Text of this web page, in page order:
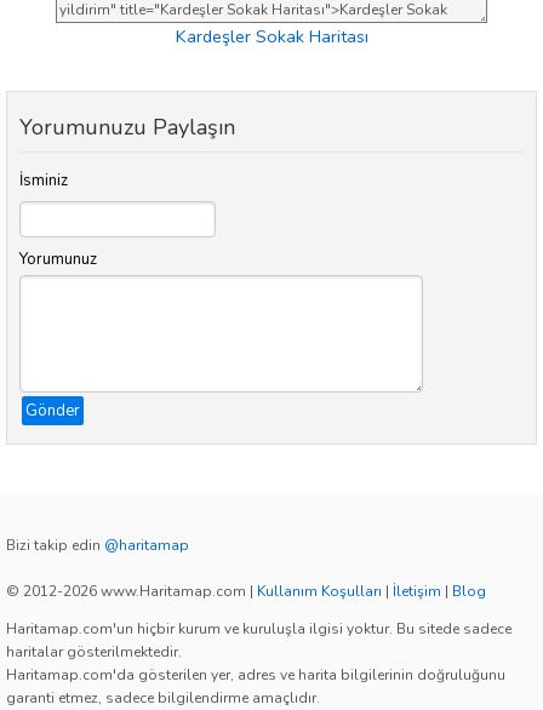
Kardeşler Sokak Haritası
Yorumunuzu Paylaşın
İsminiz
Yorumunuz
Gönder
Bizi takip edin @haritamap
© 2012-2026 www.Haritamap.com | Kullanım Koşulları | İletişim | Blog
Haritamap.com'un hiçbir kurum ve kuruluşla ilgisi yoktur. Bu sitede sadece
haritalar gösterilmektedir.
Haritamap.com'da gösterilen yer, adres ve harita bilgilerinin doğruluğunu
garanti etmez, sadece bilgilendirme amaçlıdır.